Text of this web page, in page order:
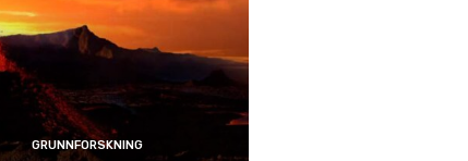
GRUNNFORSKNING